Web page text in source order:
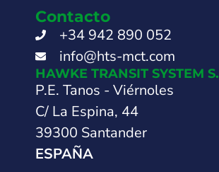
Contacto
+34 942 890 052
info@hts-mct.com
HAWKE TRANSIT SYSTEM
P.E. Tanos - Viérnoles
C/ La Espina, 44
39300 Santander
ESPAÑA